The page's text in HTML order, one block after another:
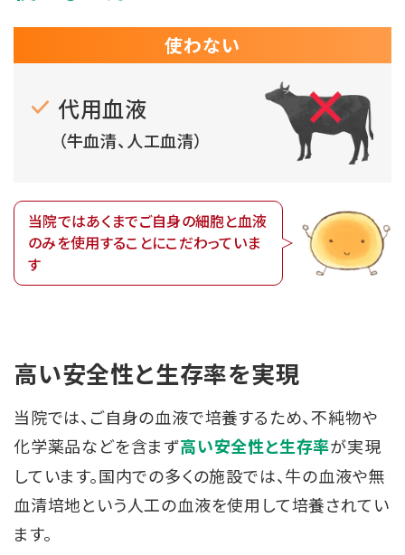
使わない
代用血液
（牛血清、人工血清）
当院ではあくまでご自身の細胞と血液
のみを使用することにこだわっていま
す
高い安全性と生存率を実現
当院では、ご自身の血液で培養するため、不純物や
化学薬品などを含まず高い安全性と生存率が実現
しています。国内での多くの施設では、牛の血液や無
血清培地という人工の血液を使用して培養されてい
ます。